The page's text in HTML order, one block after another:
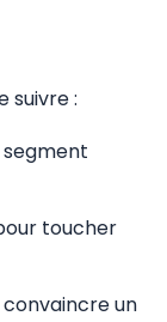
suivre :
segment
toucher
un